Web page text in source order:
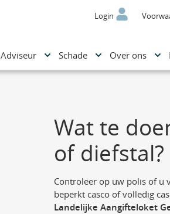
Adviseur Schade Over ons
Login
Wat te
of diefstal?
Controleer op uw polis of u
beperkt casco of volledig
Landelijke Aangifteloket